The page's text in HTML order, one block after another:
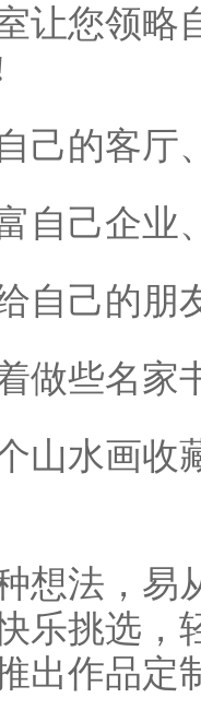
让您领略
的客厅
己企业
己的朋
些名家
水画收
法，易
乐挑选，
出作品定